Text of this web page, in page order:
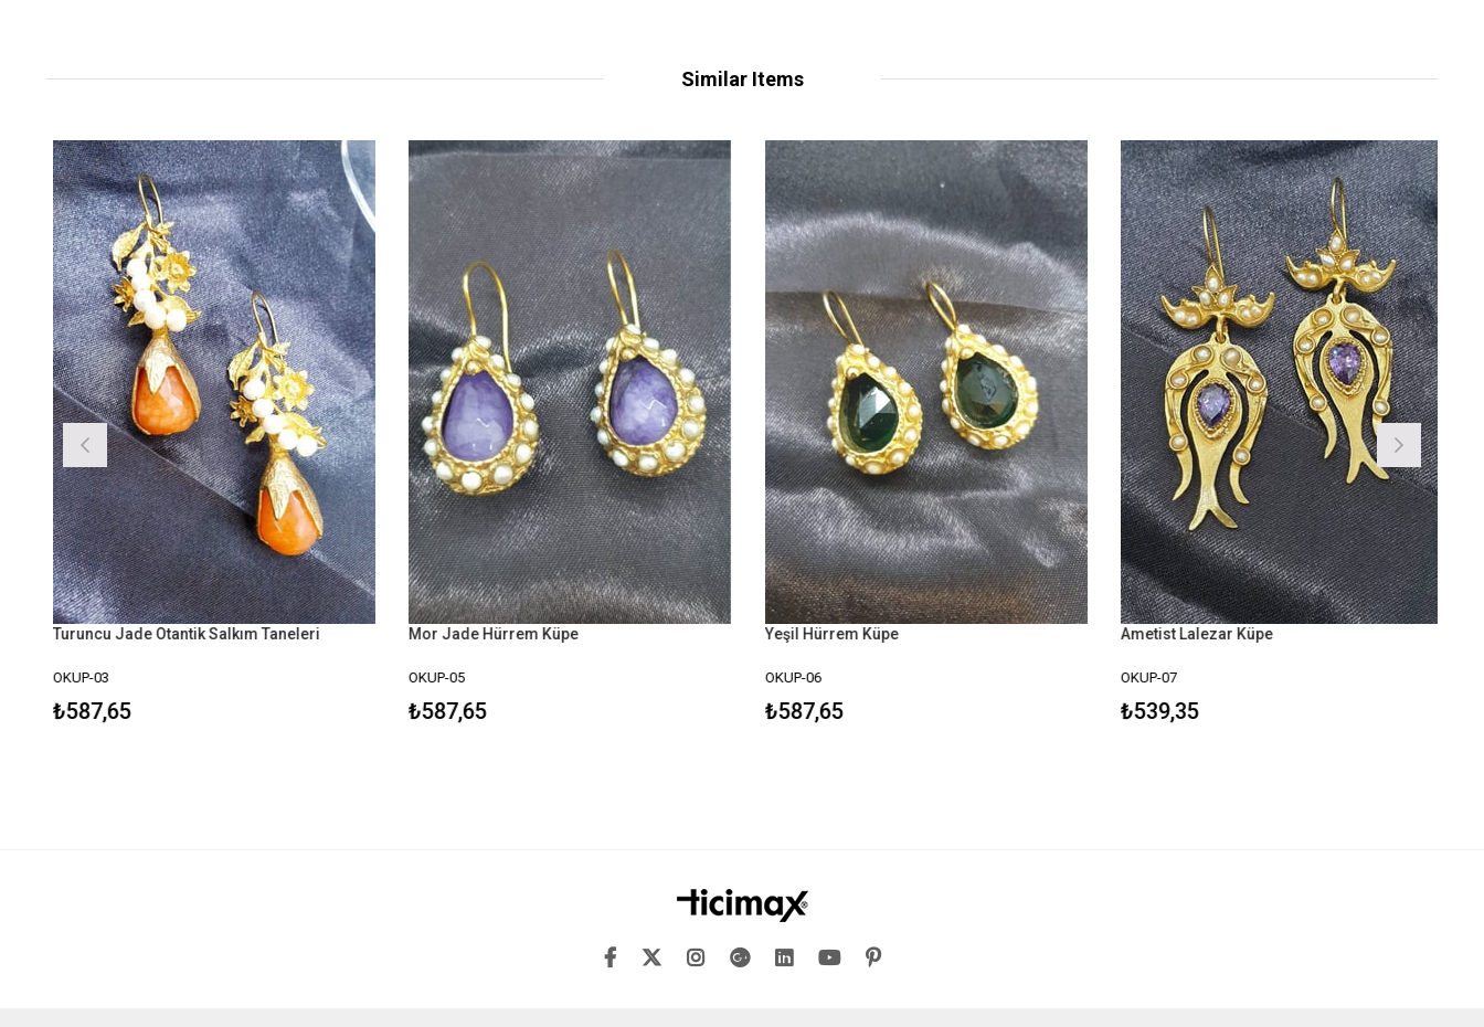
Similar Items
Turuncu Jade Otantik Salkım Taneleri
OKUP-03
₺587,65
Mor Jade Hürrem Küpe
OKUP-05
₺587,65
Yeşil Hürrem Küpe
OKUP-06
₺587,65
Ametist Lalezar Küpe
OKUP-07
₺539,35